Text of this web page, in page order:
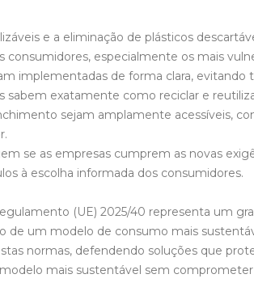
e a eliminação de plásticos
consumidores, especialmente os mais
implementadas de forma clara, evitando
sabem exatamente como reciclar e
sejam amplamente acessíveis,
se as empresas cumprem as novas
à escolha informada dos consumidores.
(UE) 2025/40 representa um
de um modelo de consumo mais
normas, defendendo soluções que
mais sustentável sem comprometer